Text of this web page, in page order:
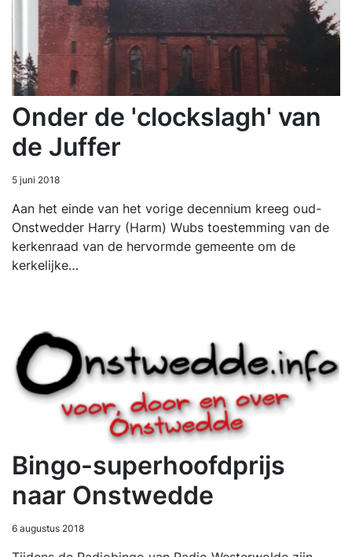
Onder de 'clockslagh' van
de Juffer
5 juni 2018
Aan het einde van het vorige decennium kreeg oud-
Onstwedder Harry (Harm) Wubs toestemming van de
kerkenraad van de hervormde gemeente om de
kerkelijke…
Bingo-superhoofdprijs
naar Onstwedde
6 augustus 2018